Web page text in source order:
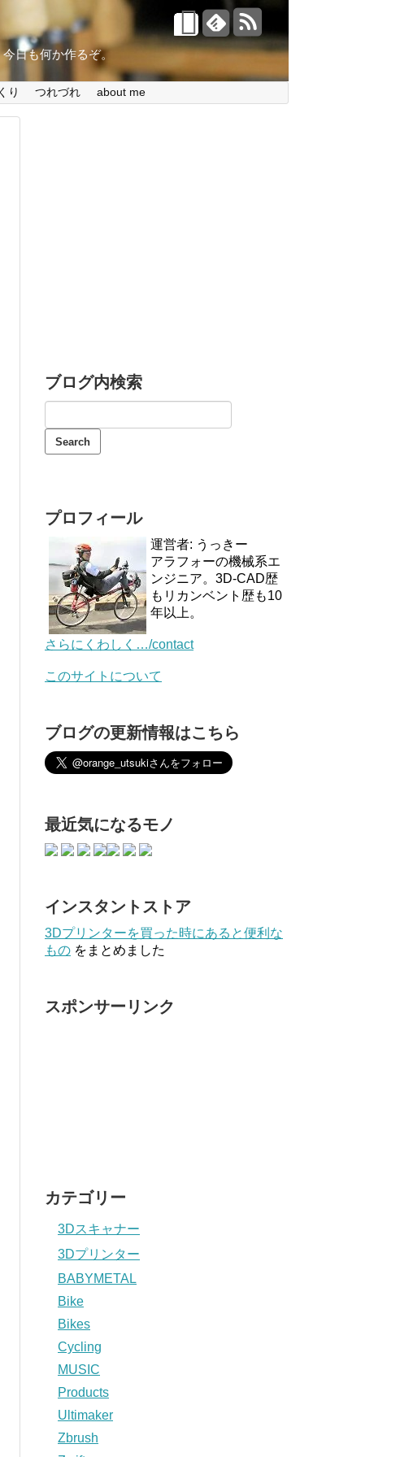
日も何か作るぞ。
り つれづれ about me
ブログ内検索
プロフィール
運営者: うっきー
アラフォーの機械系エ
ンジニア。3D-CAD歴
もリカンベント歴も10
年以上。
さらにくわしく…/contact
このサイトについて
ブログの更新情報はこちら
最近気になるモノ
インスタントストア
3Dプリンターを買った時にあると便利な
もの をまとめました
スポンサーリンク
カテゴリー
3Dスキャナー
3Dプリンター
BABYMETAL
Bike
Bikes
Cycling
MUSIC
Products
Ultimaker
Zbrush